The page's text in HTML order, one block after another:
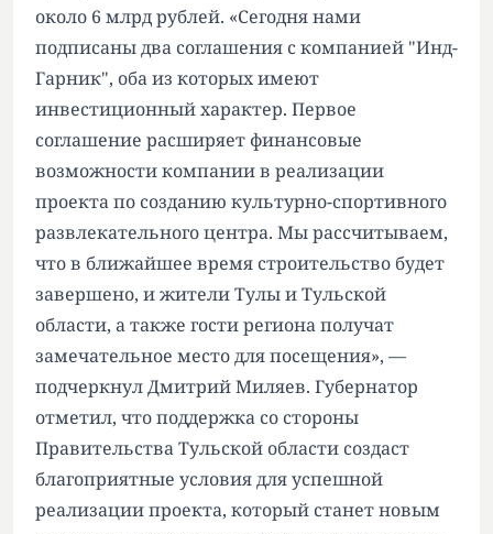
около 6 млрд рублей. «Сегодня нами
подписаны два соглашения с компанией "Инд-
Гарник", оба из которых имеют
инвестиционный характер. Первое
соглашение расширяет финансовые
возможности компании в реализации
проекта по созданию культурно-спортивного
развлекательного центра. Мы рассчитываем,
что в ближайшее время строительство будет
завершено, и жители Тулы и Тульской
области, а также гости региона получат
замечательное место для посещения», —
подчеркнул Дмитрий Миляев. Губернатор
отметил, что поддержка со стороны
Правительства Тульской области создаст
благоприятные условия для успешной
реализации проекта, который станет новым